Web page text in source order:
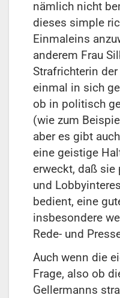
nämlich nicht
dieses simple
Einmaleins
anderem Frau
Strafrichterin
einmal in sich
ob in politisch
(wie zum
aber es gibt
eine geistige
erweckt, daß sie
und
bedient, eine
insbesondere
Rede- und
Auch wenn die
Frage, also ob
Gellermanns